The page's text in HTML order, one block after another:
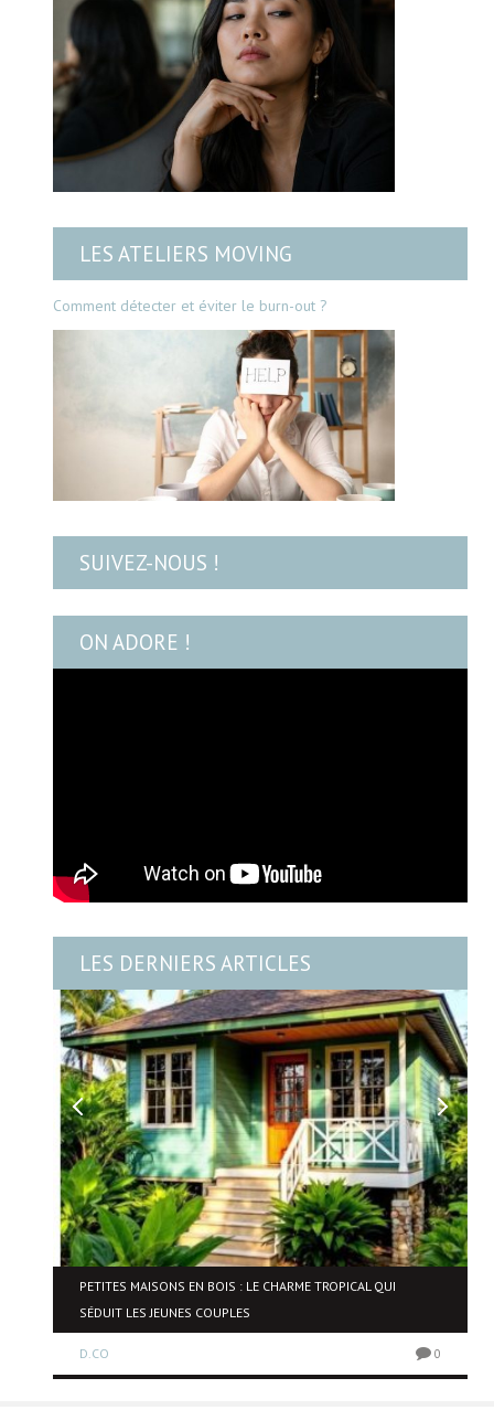
LES ATELIERS MOVING
Comment détecter et éviter le burn-out ?
SUIVEZ-NOUS !
ON ADORE !
LES DERNIERS ARTICLES
PETITES MAISONS EN BOIS : LE CHARME TROPICAL QUI
SÉDUIT LES JEUNES COUPLES
D.CO 0